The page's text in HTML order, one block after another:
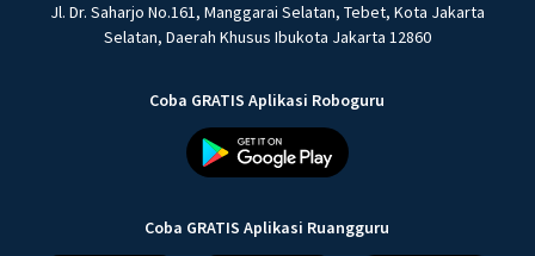
Jl. Dr. Saharjo No.161, Manggarai Selatan, Tebet, Kota Jakarta
Selatan, Daerah Khusus Ibukota Jakarta 12860
Coba GRATIS Aplikasi Roboguru
Coba GRATIS Aplikasi Ruangguru